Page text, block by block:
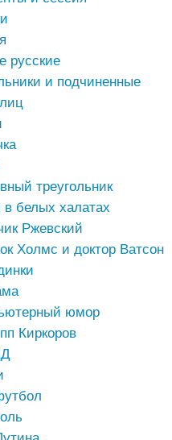
русские
и подчиненные
треугольник
белых халатах
Ржевский
Холмс и доктор Ватсон
юмор
Киркоров